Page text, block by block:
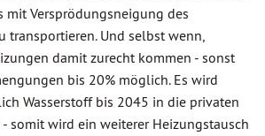
mit Versprödungsneigung des
transportieren. Und selbst wenn,
damit zurecht kommen - sonst
bis 20% möglich. Es wird
Wasserstoff bis 2045 in die privaten
somit wird ein weiterer Heizungstausch